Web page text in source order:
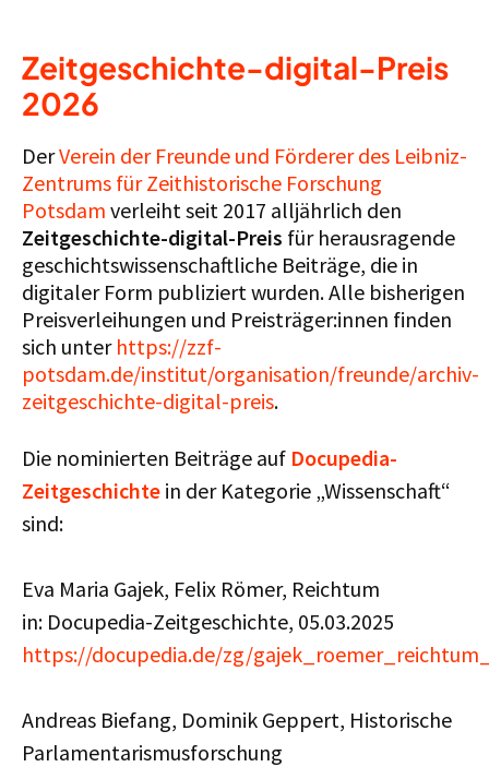
Zeitgeschichte-digital-Preis
2026
DerVerein der Freunde und Förderer des Leibniz-
Zentrums für Zeithistorische Forschung
Potsdam verleiht seit 2017 alljährlich den
Zeitgeschichte-digital-Preis für herausragende
geschichtswissenschaftliche Beiträge, die in
digitaler Form publiziert wurden. Alle bisherigen
Preisverleihungen und Preisträger:innen finden
sich unter https://zzf-
potsdam.de/institut/organisation/freunde/archiv-
zeitgeschichte-digital-preis.
Die nominierten Beiträge auf Docupedia-
Zeitgeschichte in der Kategorie „Wissenschaft“
sind:
Eva Maria Gajek, Felix Römer, Reichtum
in: Docupedia-Zeitgeschichte, 05.03.2025
https://docupedia.de/zg/
Andreas Biefang, Dominik Geppert, Historische
Parlamentarismusforschung